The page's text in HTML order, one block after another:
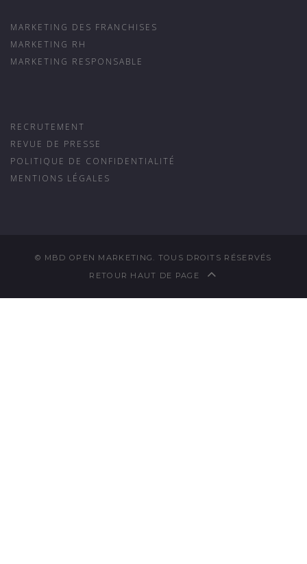
MARKETING DES FRANCHISES
MARKETING RH
MARKETING RESPONSABLE
RECRUTEMENT
REVUE DE PRESSE
POLITIQUE DE CONFIDENTIALITÉ
MENTIONS LÉGALES
© MBD OPEN MARKETING. TOUS DROITS RÉSERVÉS
RETOUR HAUT DE PAGE